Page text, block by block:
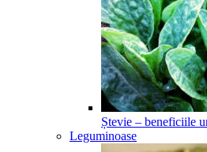
Ștevie – beneficiile
Leguminoase